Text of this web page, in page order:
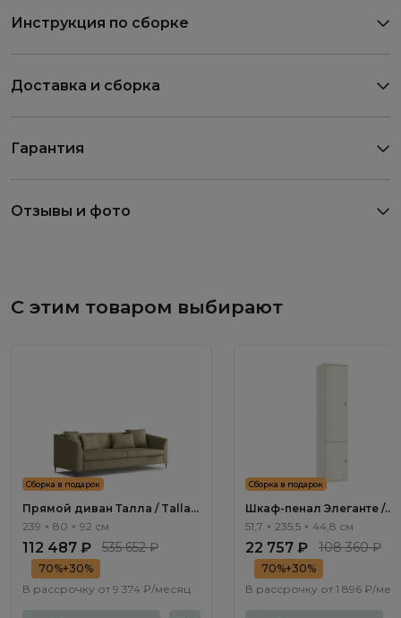
Инструкция по сборке
Доставка и сборка
Гарантия
Отзывы и фото
С этим товаром выбирают
Сборка в подарок
Прямой диван Талла / Talla
ММ100.4 с механизмом Пума
239 × 80 × 92 см
112 487 ₽ 535 652 ₽
70%+30%
В рассрочку от 9 374 ₽/месяц
Сборка в подарок
Шкаф-пенал Элеганте /
Elegante LE5368.1
51,7 × 235,5 × 44,8 см
22 757 ₽ 108 360 ₽
70%+30%
В рассрочку от 1 896 ₽/